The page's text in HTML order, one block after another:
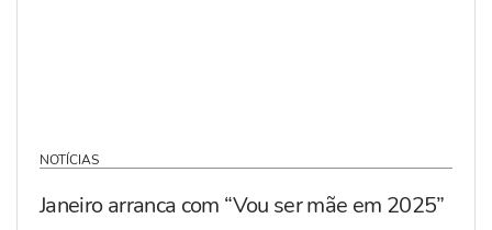
NOTÍCIAS
Janeiro arranca com “Vou ser mãe em 2025”